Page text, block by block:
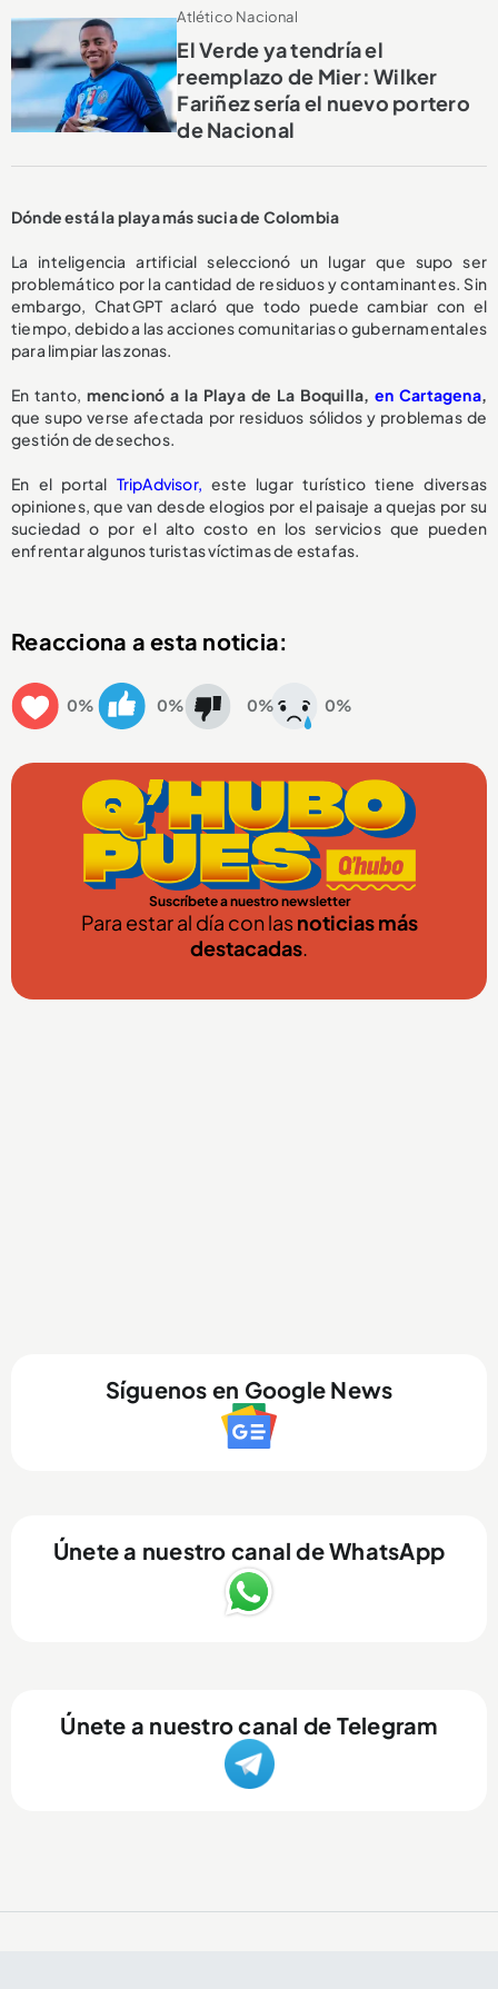
Atlético Nacional
El Verde ya tendría el
reemplazo de Mier: Wilker
Fariñez sería el nuevo portero
de Nacional
Dónde está la playa más sucia de Colombia
La inteligencia artificial seleccionó un lugar que supo ser
problemático por la cantidad de residuos y contaminantes. Sin
embargo, ChatGPT aclaró que todo puede cambiar con el
tiempo, debido a las acciones comunitarias o gubernamentales
para limpiar las zonas.
En tanto, mencionó a la Playa de La Boquilla, en Cartagena,
que supo verse afectada por residuos sólidos y problemas de
gestión de desechos.
En el portal TripAdvisor,este lugar turístico tiene diversas
opiniones, que van desde elogios por el paisaje a quejas por su
suciedad o por el alto costo en los servicios que pueden
enfrentar algunos turistas víctimas de estafas.
Reacciona a esta noticia:
0% 0% 0% 0%
Suscríbete a nuestro newsletter
Para estar al día con lasnoticias más
destacadas.
Síguenos en Google News
Únete a nuestro canal de WhatsApp
Únete a nuestro canal de Telegram